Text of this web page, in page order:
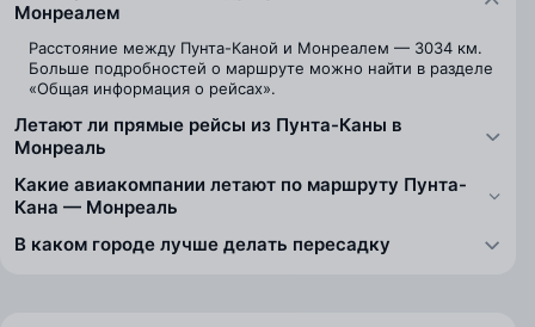
Монреалем
Расстояние между Пунта-Каной и Монреалем — 3034 км.
Больше подробностей о маршруте можно найти в разделе
«Общая информация о рейсах».
Летают ли прямые рейсы из Пунта-Каны в
Монреаль
Какие авиакомпании летают по маршруту Пунта-
Кана — Монреаль
В каком городе лучше делать пересадку